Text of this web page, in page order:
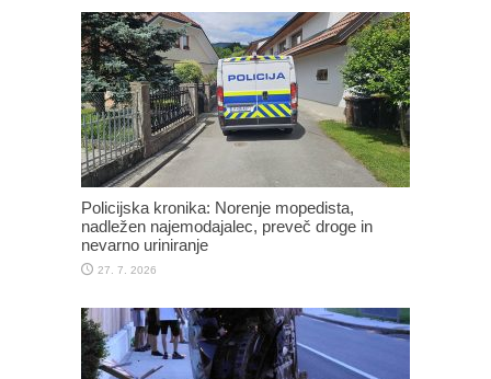
Policijska kronika: Norenje mopedista,
nadležen najemodajalec, preveč droge in
nevarno uriniranje
27. 7. 2026